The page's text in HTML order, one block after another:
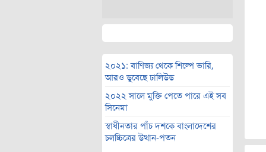
২০২১: বাণিজ্য থেকে শিল্পে ভারি,
আরও ডুবেছে ঢালিউড
২০২২ সালে মুক্তি পেতে পারে এই সব
সিনেমা
স্বাধীনতার পাঁচ দশকে বাংলাদেশের
চলচ্চিত্রের উত্থান-পতন